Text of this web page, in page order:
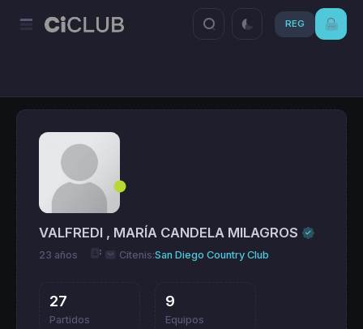
REG
VALFREDI , MARÍA CANDELA MILAGROS
23 años Citenis:San Diego Country Club
27
Partidos
9
Equipos